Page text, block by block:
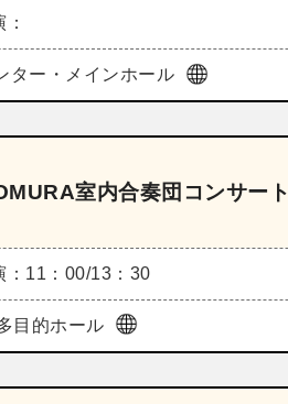
：
ター・メインホール
室内合奏団コンサート
：11：00/13：30
目的ホール